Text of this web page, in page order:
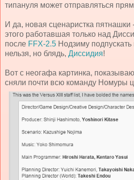
типануля может отправляться
И да, новая сценаристка
этого работавшая только над
после FFX-2.5 Нодзиму
нельзя, но блядь, Диссидия!
Вот с неогафа картинка,
сняли почти всю команду Номуры